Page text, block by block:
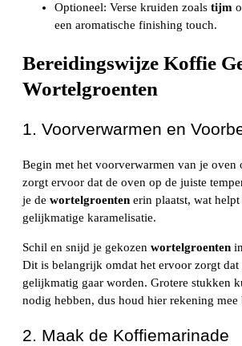
Optioneel: Verse kruiden zoals tijm
een aromatische finishing touch.
Bereidingswijze Koffie
Wortelgroenten
1. Voorverwarmen en
Begin met het voorverwarmen van je oven
zorgt ervoor dat de oven op de juiste
je de wortelgroenten erin plaatst, wat
gelijkmatige karamelisatie.
Schil en snijd je gekozen wortelgroenten
Dit is belangrijk omdat het ervoor zorgt dat
gelijkmatig gaar worden. Grotere stukken
nodig hebben, dus houd hier rekening
2. Maak de Koffiemarinade